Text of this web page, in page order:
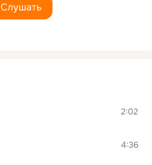
Слушать
2:02
4:36